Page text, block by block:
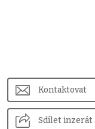
Kontaktovat
Sdílet inzerát